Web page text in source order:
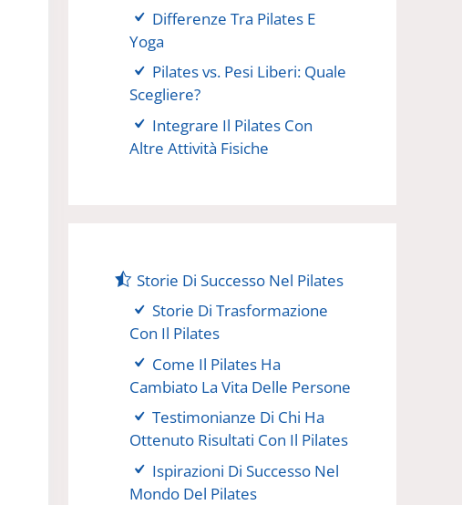
Differenze Tra Pilates E
Yoga
Pilates vs. Pesi Liberi: Quale
Scegliere?
Integrare Il Pilates Con
Altre Attività Fisiche
Storie Di Successo Nel Pilates
Storie Di Trasformazione
Con Il Pilates
Come Il Pilates Ha
Cambiato La Vita Delle Persone
Testimonianze Di Chi Ha
Ottenuto Risultati Con Il Pilates
Ispirazioni Di Successo Nel
Mondo Del Pilates